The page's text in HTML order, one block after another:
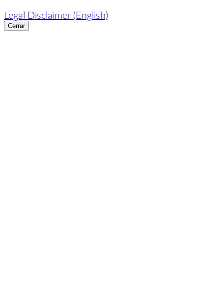
Legal Disclaimer (English)
Cerrar